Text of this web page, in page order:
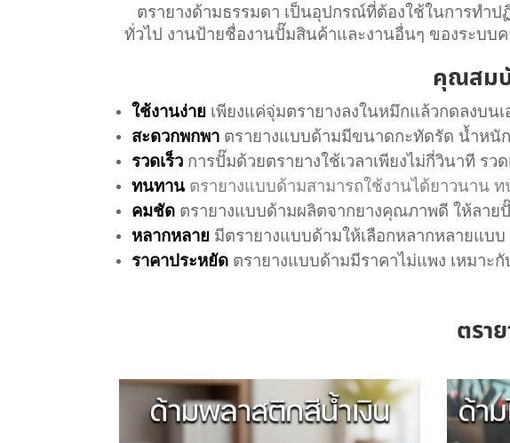
ตรายางด้ามธรรมดา เป็นอุปกรณ์ที่ต้องใช้ในการทำ
ทั่วไป งานป้ายชื่องานปั๊มสินค้าและงานอื่นๆ ของระบ
คุณสมบั
ใช้งานง่าย เพียงแค่จุ่มตรายางลงในหมึกแล้วกดลงบน
สะดวกพกพา ตรายางแบบด้ามมีขนาดกะทัดรัด น้ำหนั
รวดเร็ว การปั๊มด้วยตรายางใช้เวลาเพียงไม่กี่วินาที รว
ทนทาน ตรายางแบบด้ามสามารถใช้งานได้ยาวนาน
คมชัด ตรายางแบบด้ามผลิตจากยางคุณภาพดี ให้ลาย
หลากหลาย มีตรายางแบบด้ามให้เลือกหลากหลายแบ
ราคาประหยัด ตรายางแบบด้ามมีราคาไม่แพง เหมาะ
ตรา